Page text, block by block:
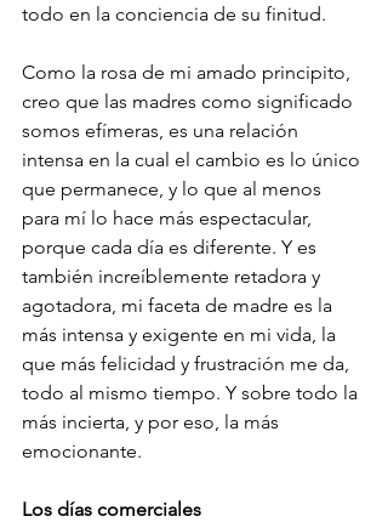
todo en la conciencia de su finitud.
Como la rosa de mi amado principito,
creo que las madres como significado
somos efímeras, es una relación
intensa en la cual el cambio es lo único
que permanece, y lo que al menos
para mí lo hace más espectacular,
porque cada día es diferente. Y es
también increíblemente retadora y
agotadora, mi faceta de madre es la
más intensa y exigente en mi vida, la
que más felicidad y frustración me da,
todo al mismo tiempo. Y sobre todo la
más incierta, y por eso, la más
emocionante.
Los días comerciales